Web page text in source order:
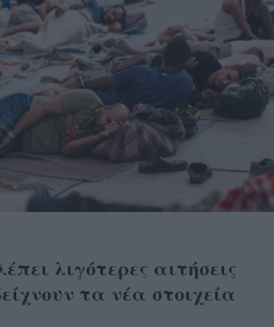
λιγότερες αιτήσεις
τα νέα στοιχεία